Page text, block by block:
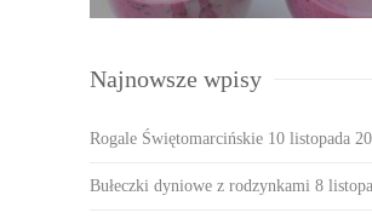
Najnowsze wpisy
Rogale Świętomarcińskie 10 listopada
Bułeczki dyniowe z rodzynkami 8